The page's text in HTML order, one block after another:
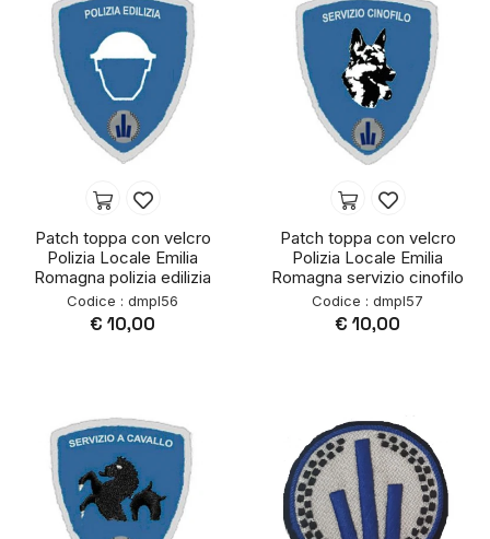
Patch toppa con velcro
Polizia Locale Emilia
Romagna polizia edilizia
Codice : dmpl56
€ 10,00
Patch toppa con velcro
Polizia Locale Emilia
Romagna servizio cinofilo
Codice : dmpl57
€ 10,00